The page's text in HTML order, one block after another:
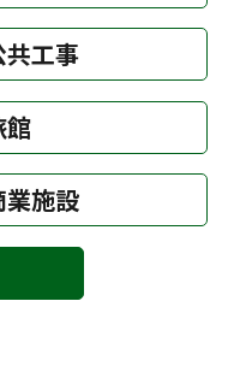
共工事
館
業施設